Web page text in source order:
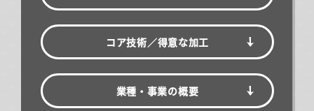
コア技術／得意な加工
業種・事業の概要